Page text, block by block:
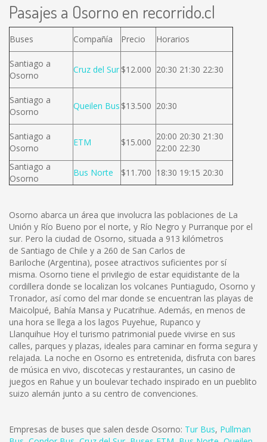
Pasajes a Osorno en recorrido.cl
Buses Compañía Precio Horarios
Santiago a
Osorno
Cruz del Sur $12.000 20:30 21:30 22:30
Santiago a
Osorno
Queilen Bus $13.500 20:30
Santiago a
Osorno
ETM $15.000
20:00 20:30 21:30
22:00 22:30
Santiago a
Osorno
Bus Norte $11.700 18:30 19:15 20:30
Osorno abarca un área que involucra las poblaciones de La
Unión y Río Bueno por el norte, y Río Negro y Purranque por el
sur. Pero la ciudad de Osorno, situada a 913 kilómetros
de Santiago de Chile y a 260 de San Carlos de
Bariloche (Argentina), posee atractivos suficientes por sí
misma. Osorno tiene el privilegio de estar equidistante de la
cordillera donde se localizan los volcanes Puntiagudo, Osorno y
Tronador, así como del mar donde se encuentran las playas de
Maicolpué, Bahía Mansa y Pucatrihue. Además, en menos de
una hora se llega a los lagos Puyehue, Rupanco y
Llanquihue Hoy el turismo patrimonial puede vivirse en sus
calles, parques y plazas, ideales para caminar en forma segura y
relajada. La noche en Osorno es entretenida, disfruta con bares
de música en vivo, discotecas y restaurantes, un casino de
juegos en Rahue y un boulevar techado inspirado en un pueblito
suizo alemán junto a su centro de convenciones.
Empresas de buses que salen desde Osorno: Tur Bus, Pullman